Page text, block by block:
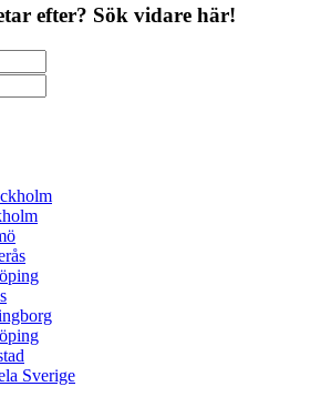
efter? Sök vidare här!
Sverige